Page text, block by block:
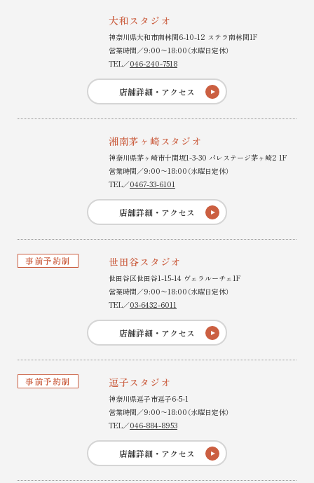
大和スタジオ
神奈川県大和市南林間6-10-12 ステラ南林間1F
営業時間／9:00〜18:00（水曜日定休）
TEL／046-240-7518
店舗詳細・アクセス
湘南茅ヶ崎スタジオ
神奈川県茅ヶ崎市十間坂1-3-30 パレステージ茅ヶ崎2 1F
営業時間／9:00〜18:00（水曜日定休）
TEL／0467-33-6101
店舗詳細・アクセス
事前予約制 世田谷スタジオ
世田谷区世田谷1-15-14 ヴェラルーチェ1F
営業時間／9:00〜18:00（水曜日定休）
TEL／03-6432-6011
店舗詳細・アクセス
事前予約制 逗子スタジオ
神奈川県逗子市逗子6-5-1
営業時間／9:00〜18:00（水曜日定休）
TEL／046-884-8953
店舗詳細・アクセス